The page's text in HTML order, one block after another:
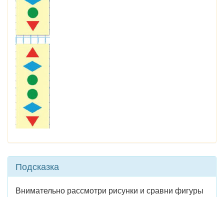
Подсказка
Внимательно рассмотри рисунки и сравни фигуры